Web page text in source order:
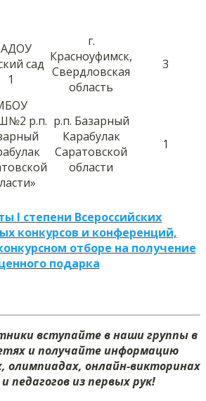
сад
1
г.
Красноуфимск,
Свердловская
область
3
р.п. р.п. Базарный
Карабулак
Саратовской
области
1
I степени Всероссийских
конкурсов и конференций,
отборе на получение
подарка
вступайте в наши группы в
и получайте информацию
олимпиадах, онлайн-викторинах
педагогов из первых рук!